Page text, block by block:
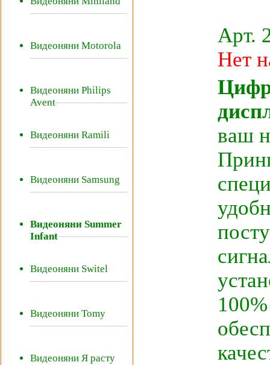
Видеоняни Motorola
Видеоняни Philips
Avent
Видеоняни Ramili
Видеоняни Samsung
Видеоняни Summer
Infant
Видеоняни Switel
Видеоняни Tomy
Видеоняни Я расту
Арт.
Нет
ваш